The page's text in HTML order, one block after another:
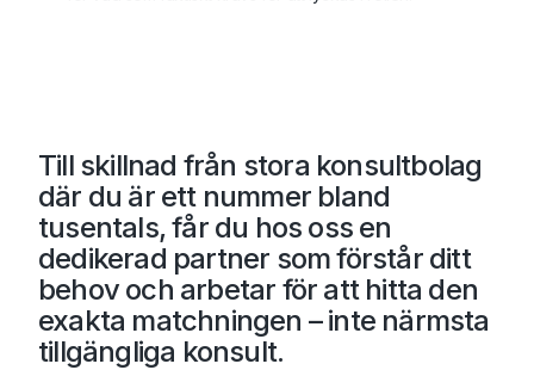
Till skillnad från stora konsultbolag
där du är ett nummer bland
tusentals, får du hos oss en
dedikerad partner som förstår ditt
behov och arbetar för att hitta den
exakta matchningen – inte närmsta
tillgängliga konsult.